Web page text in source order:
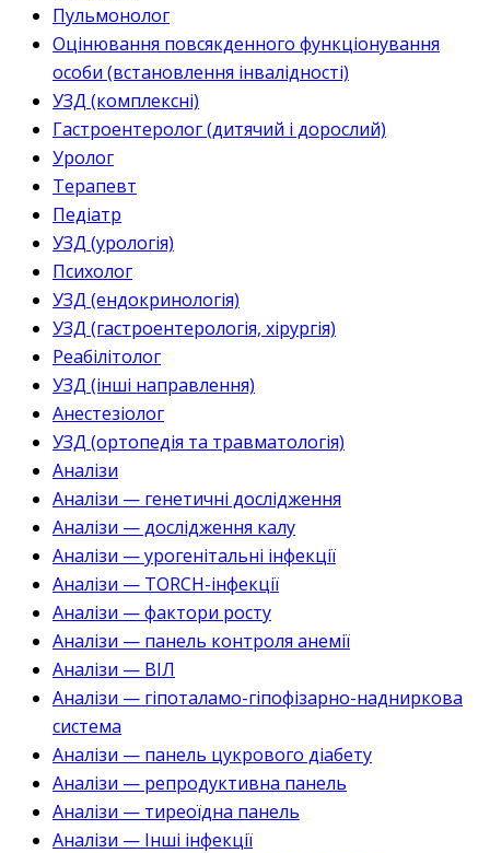
Пульмонолог
Оцінювання повсякденного функціонування
особи (встановлення інвалідності)
УЗД (комплексні)
Гастроентеролог (дитячий і дорослий)
Уролог
Терапевт
Педіатр
УЗД (урологія)
Психолог
УЗД (ендокринологія)
УЗД (гастроентерологія, хірургія)
Реабілітолог
УЗД (інші направлення)
Анестезіолог
УЗД (ортопедія та травматологія)
Аналізи
Аналізи — генетичні дослідження
Аналізи — дослідження калу
Аналізи — урогенітальні інфекції
Аналізи — TORCH-інфекції
Аналізи — фактори росту
Аналізи — панель контроля анемії
Аналізи — ВІЛ
Аналізи — гіпоталамо-гіпофізарно-надниркова
система
Аналізи — панель цукрового діабету
Аналізи — репродуктивна панель
Аналізи — тиреоїдна панель
Аналізи — Інші інфекції